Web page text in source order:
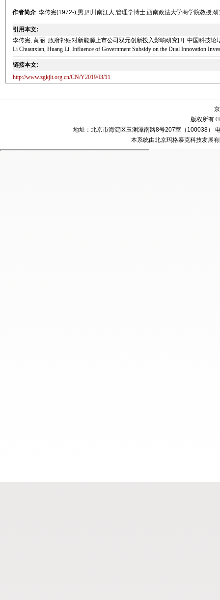
作者简介: 李传宪(1972-),男,四川南江人,管理学博士,西南政法大学商学院教授;
引用本文:
李传宪, 黄丽. 政府补贴对新能源上市公司双元创新投入影响研究[J]. 中国科技论
Li Chuanxian, Huang Li. Influence of Government Subsidy on the Dual Innovation
链接本文:
http://www.zgkjlt.org.cn/CN/Y2019/I3/11
版权所有
地址：北京市海淀区玉渊潭南路8号207室（100038）
本系统由北京玛格泰克科技发展